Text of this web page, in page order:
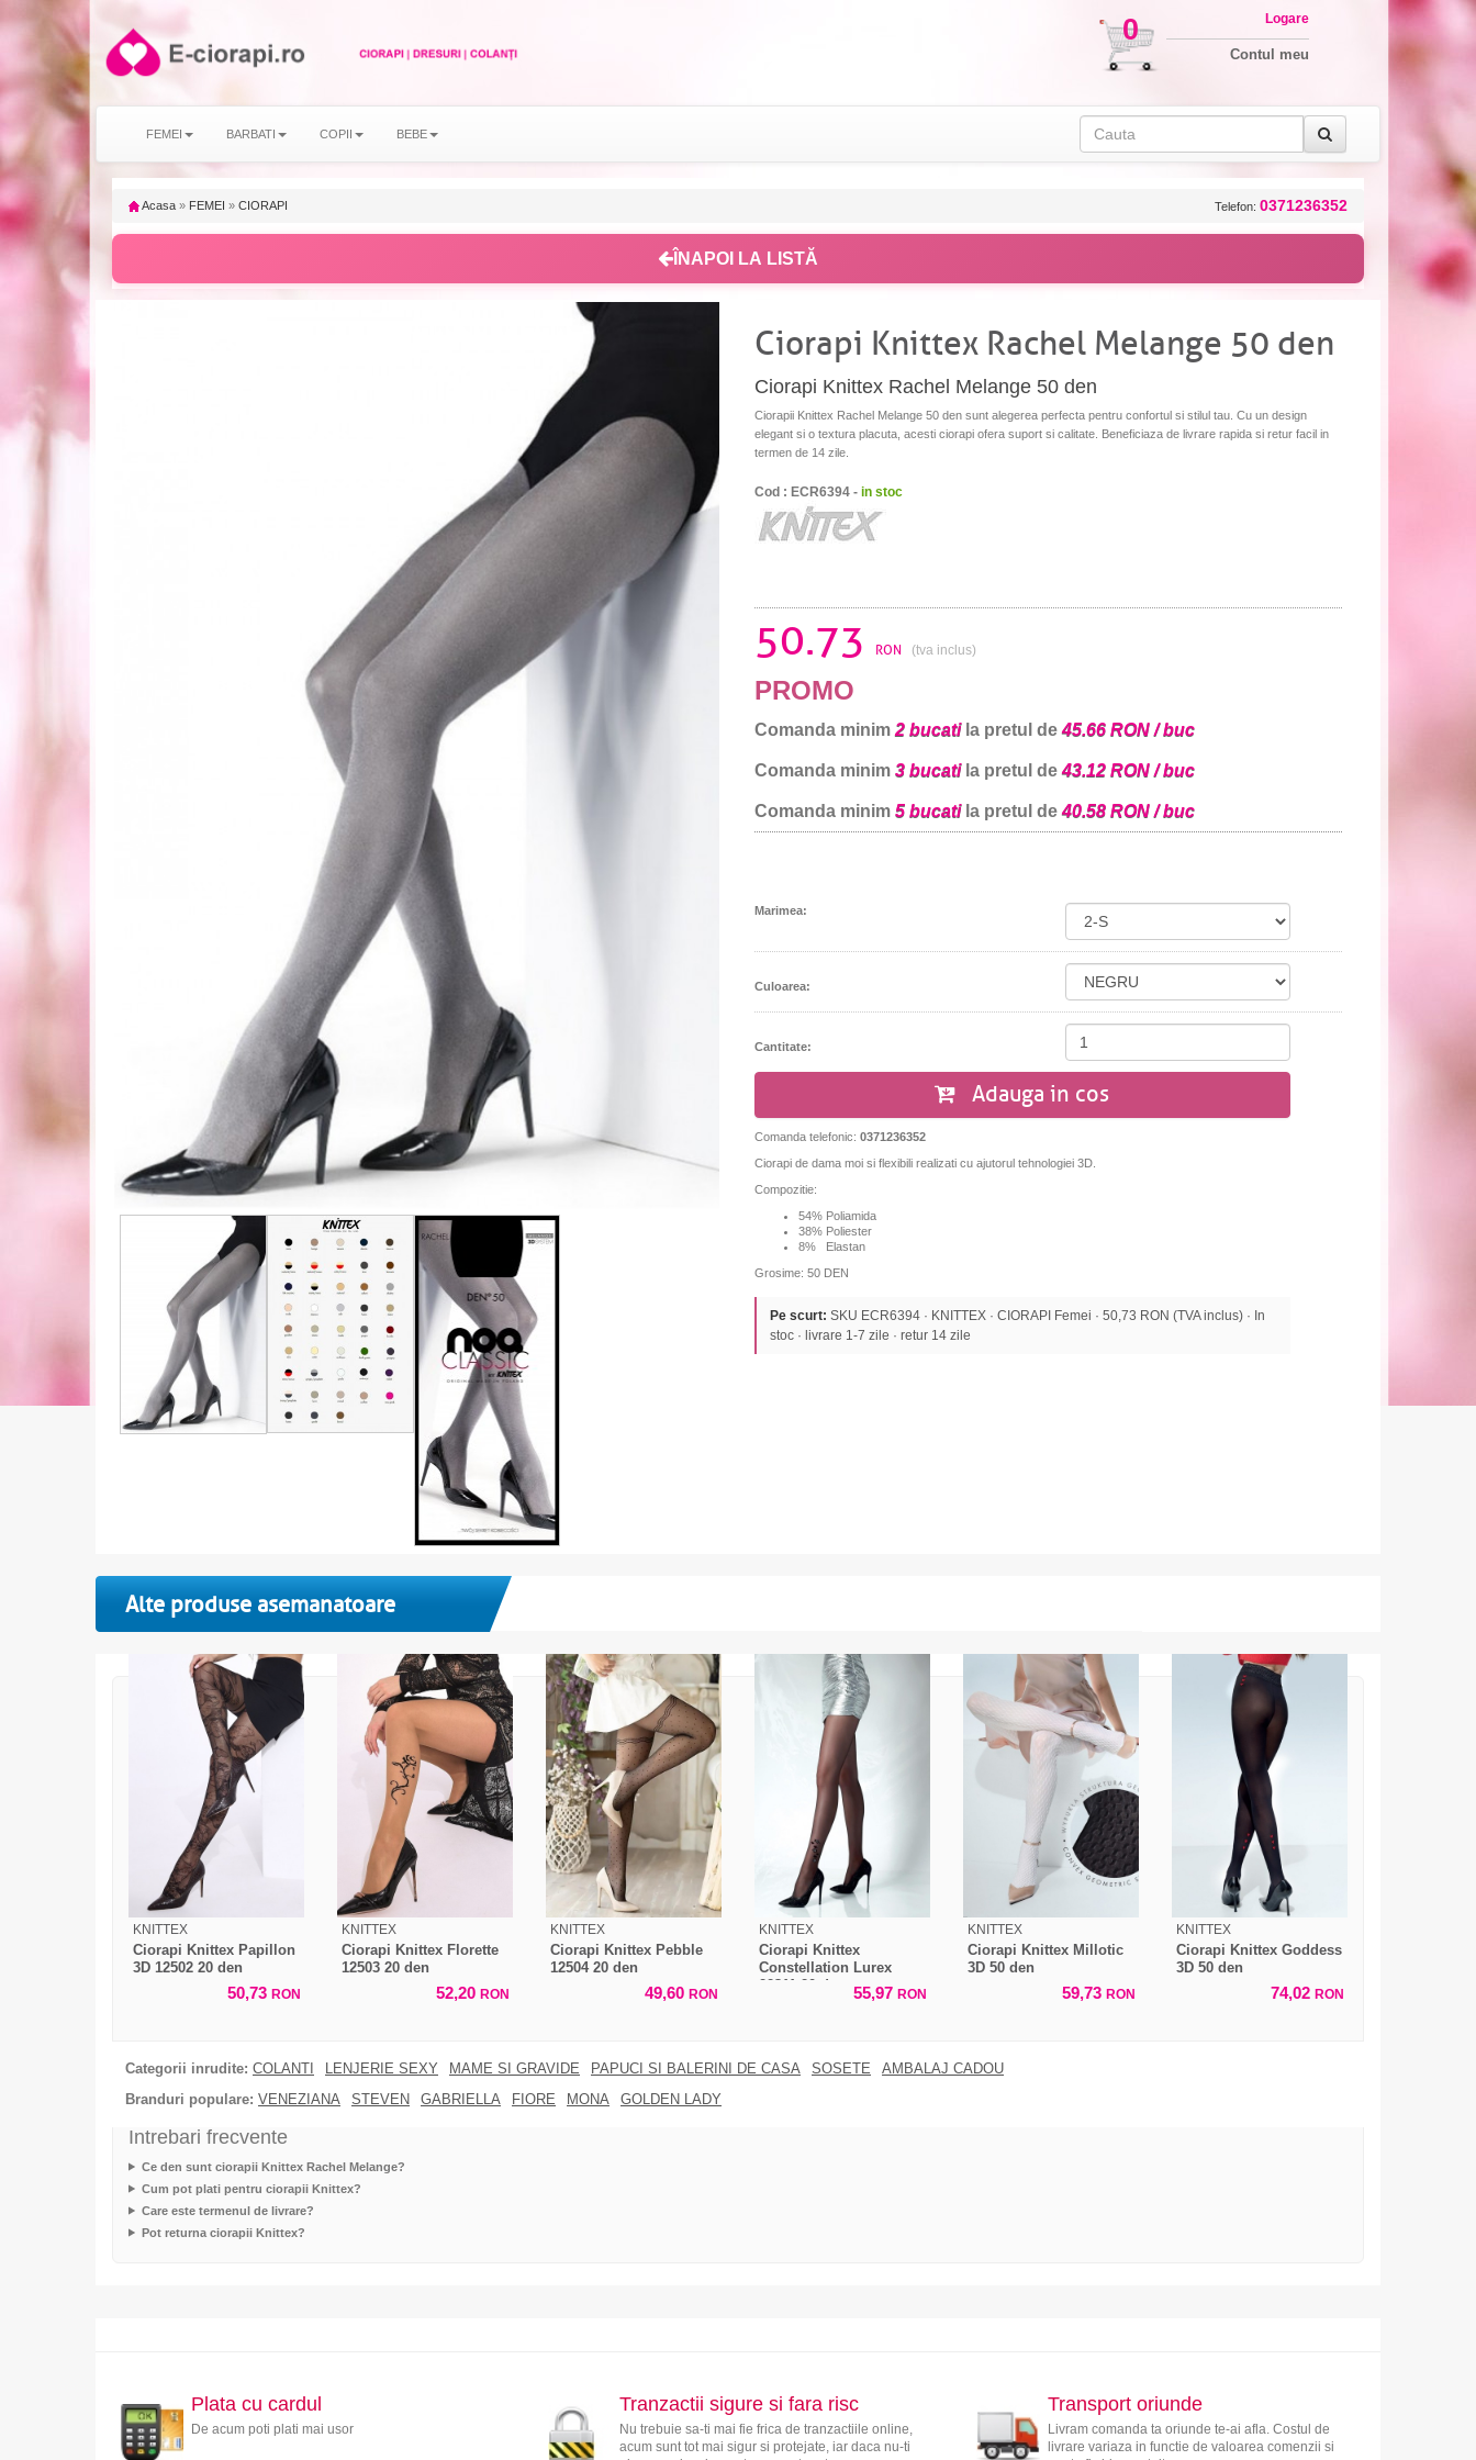
0 Logare
Contul meu
FEMEI BARBATI COPII BEBE
Acasa » FEMEI » CIORAPI Telefon: 0371236352
ÎNAPOI LA LISTĂ
Ciorapi Knittex Rachel Melange 50 den
Ciorapi Knittex Rachel Melange 50 den
Ciorapii Knittex Rachel Melange 50 den sunt alegerea perfecta pentru confortul si stilul tau. Cu un design
elegant si o textura placuta, acesti ciorapi ofera suport si calitate. Beneficiaza de livrare rapida si retur facil in
termen de 14 zile.
Cod : ECR6394 - in stoc
50.73 RON (tva inclus)
PROMO
Comanda minim 2 bucatila pretul de45.66 RON / buc
Comanda minim 3 bucatila pretul de43.12 RON / buc
Comanda minim 5 bucatila pretul de40.58 RON / buc
Marimea:
Culoarea:
Cantitate:
Adauga in cos
Comanda telefonic: 0371236352
Ciorapi de dama moi si flexibili realizati cu ajutorul tehnologiei 3D.
Compozitie:
54% Poliamida
38% Poliester
8% Elastan
Grosime: 50 DEN
Pe scurt: SKU ECR6394 · KNITTEX · CIORAPI Femei · 50,73 RON (TVA inclus) · In
stoc · livrare 1-7 zile · retur 14 zile
Alte produse asemanatoare
KNITTEX
Ciorapi Knittex Papillon
3D 12502 20 den
50,73 RON
KNITTEX
Ciorapi Knittex Florette
12503 20 den
52,20 RON
KNITTEX
Ciorapi Knittex Pebble
12504 20 den
49,60 RON
KNITTEX
Ciorapi Knittex
Constellation Lurex
22311 20 den
55,97 RON
KNITTEX
Ciorapi Knittex Millotic
3D 50 den
59,73 RON
KNITTEX
Ciorapi Knittex Goddess
3D 50 den
74,02 RON
Categorii inrudite: COLANTI LENJERIE SEXY MAME SI GRAVIDE PAPUCI SI BALERINI DE CASA SOSETE
AMBALAJ CADOU
Branduri populare: VENEZIANA STEVEN GABRIELLA FIORE MONA GOLDEN LADY
Intrebari frecvente
Ce den sunt ciorapii Knittex Rachel Melange?
Cum pot plati pentru ciorapii Knittex?
Care este termenul de livrare?
Pot returna ciorapii Knittex?
Plata cu cardul
De acum poti plati mai usor
Tranzactii sigure si fara risc
Nu trebuie sa-ti mai fie frica de tranzactiile online,
acum sunt tot mai sigur si protejate, iar daca nu-ti
Transport oriunde
Livram comanda ta oriunde te-ai afla. Costul de
livrare variaza in functie de valoarea comenzii si